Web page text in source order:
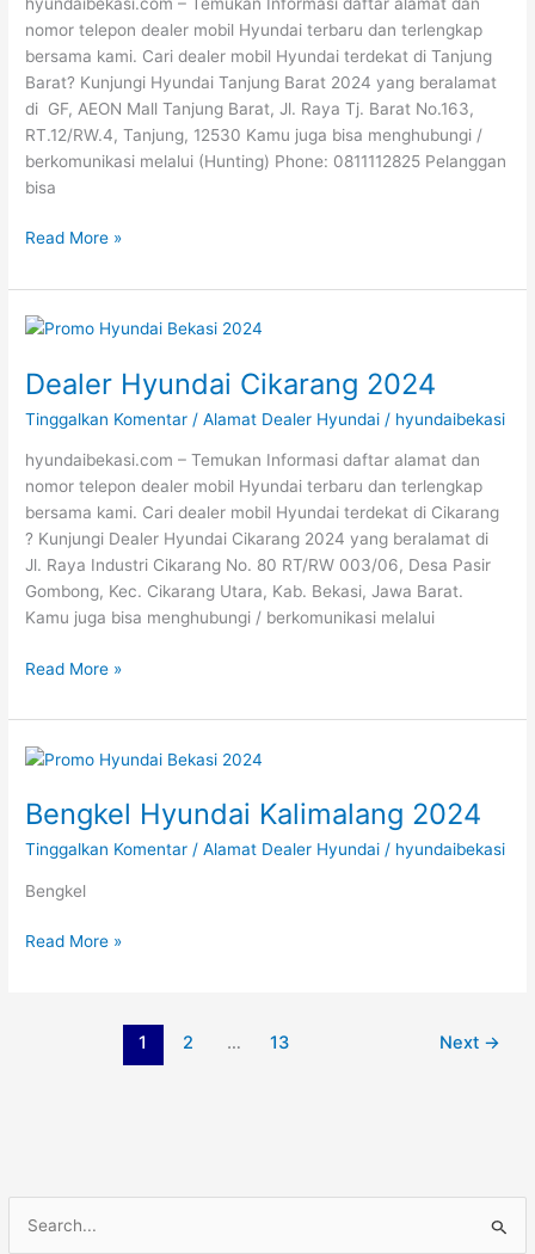
nomor telepon dealer mobil Hyundai terbaru dan terlengkap
bersama kami. Cari dealer mobil Hyundai terdekat di Tanjung
Barat? Kunjungi Hyundai Tanjung Barat 2024 yang beralamat
di GF, AEON Mall Tanjung Barat, Jl. Raya Tj. Barat No.163,
RT.12/RW.4, Tanjung, 12530 Kamu juga bisa menghubungi /
berkomunikasi melalui (Hunting) Phone: 0811112825 Pelanggan
bisa
Read More »
Dealer Hyundai Cikarang 2024
Tinggalkan Komentar /Alamat Dealer Hyundai / hyundaibekasi
hyundaibekasi.com – Temukan Informasi daftar alamat dan
nomor telepon dealer mobil Hyundai terbaru dan terlengkap
bersama kami. Cari dealer mobil Hyundai terdekat di Cikarang
? Kunjungi Dealer Hyundai Cikarang 2024 yang beralamat di
Jl. Raya Industri Cikarang No. 80 RT/RW 003/06, Desa Pasir
Gombong, Kec. Cikarang Utara, Kab. Bekasi, Jawa Barat.
Kamu juga bisa menghubungi / berkomunikasi melalui
Dealer
Cikarang
Read More »
Bengkel Hyundai Kalimalang 2024
Tinggalkan Komentar /Alamat Dealer Hyundai / hyundaibekasi
Bengkel
Bengkel
Kalimalang
Read More »
1 2 … 13 Next →